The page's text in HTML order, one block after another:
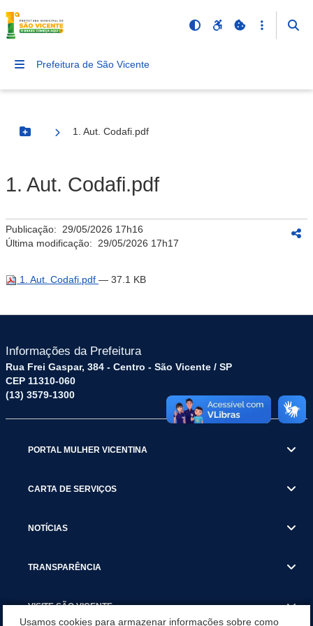
Prefeitura de São Vicente
Botão Menu
1. Aut. Codafi.pdf
1. Aut. Codafi.pdf
Publicação: 29/05/2026 17h16
Última modificação: 29/05/2026 17h17
1. Aut. Codafi.pdf — 37.1 KB
Informações da Prefeitura
Rua Frei Gaspar, 384 - Centro - São Vicente / SP
CEP 11310-060
(13) 3579-1300
PORTAL MULHER VICENTINA
CARTA DE SERVIÇOS
NOTÍCIAS
TRANSPARÊNCIA
VISITE SÃO VICENTE
Usamos cookies para armazenar informações sobre como